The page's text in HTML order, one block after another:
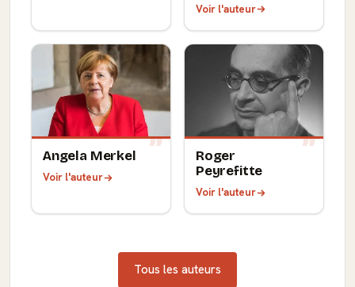
Voir l'auteur
Angela Merkel
Voir l'auteur
Roger
Peyrefitte
Voir l'auteur
Tous les auteurs